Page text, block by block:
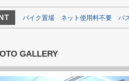
バイク置場 ネット使用料不要 バ
GALLERY